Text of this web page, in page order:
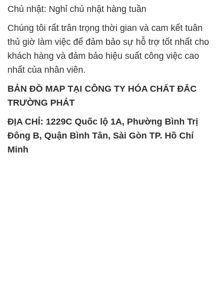
Chủ nhật: Nghỉ chủ nhật hàng tuần
Chúng tôi rất trân trọng thời gian và cam kết tuân
thủ giờ làm việc để đảm bảo sự hỗ trợ tốt nhất cho
khách hàng và đảm bảo hiệu suất công việc cao
nhất của nhân viên.
BẢN ĐỒ MAP TẠI CÔNG TY HÓA CHẤT ĐẮC
TRƯỜNG PHÁT
ĐỊA CHỈ: 1229C Quốc lộ 1A, Phường Bình Trị
Đông B, Quận Bình Tân, Sài Gòn TP. Hồ Chí
Minh